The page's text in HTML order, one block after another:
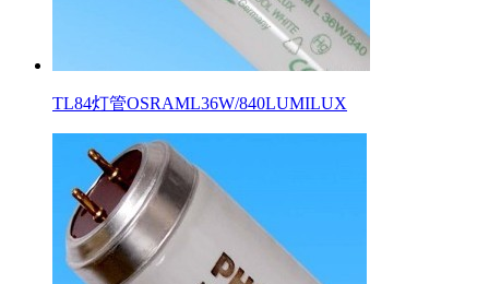
TL84灯管OSRAML36W/840LUMILUX